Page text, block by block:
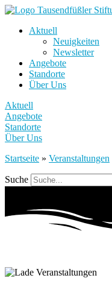
Aktuell
Neuigkeiten
Newsletter
Angebote
Standorte
Über Uns
Aktuell
Angebote
Standorte
Über Uns
Startseite » Veranstaltungen
Suche